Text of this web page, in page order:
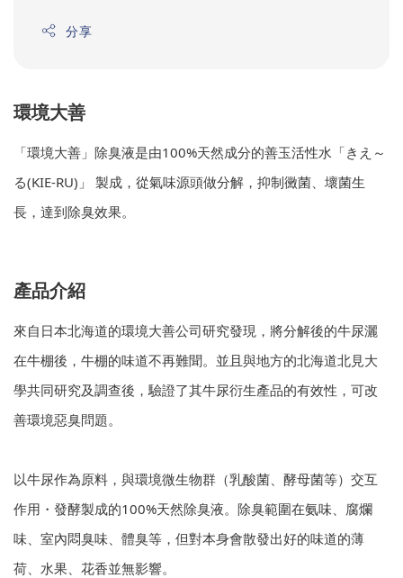
分享
環境大善
「環境大善」除臭液是由100%天然成分的善玉活性水「きえ～
る(KIE-RU)」 製成，從氣味源頭做分解，抑制黴菌、壞菌生
長，達到除臭效果。
產品介紹
來自日本北海道的環境大善公司研究發現，將分解後的牛尿灑
在牛棚後，牛棚的味道不再難聞。並且與地方的北海道北見大
學共同研究及調查後，驗證了其牛尿衍生產品的有效性，可改
善環境惡臭問題。
以牛尿作為原料，與環境微生物群（乳酸菌、酵母菌等）交互
作用・發酵製成的100%天然除臭液。除臭範圍在氨味、腐爛
味、室內悶臭味、體臭等，但對本身會散發出好的味道的薄
荷、水果、花香並無影響。